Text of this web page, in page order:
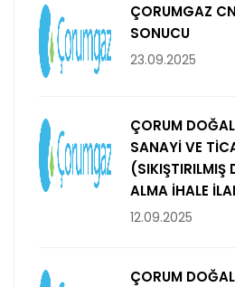
ÇORUMGAZ
SONUCU
23.09.2025
ÇORUM
SANAYİ VE
ALMA İHALE
12.09.2025
ÇORUM